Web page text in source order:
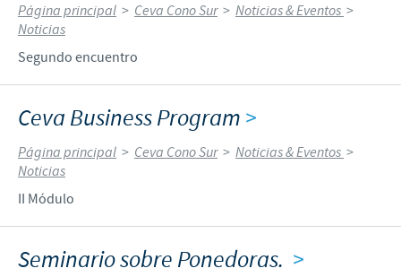
Página principal > Ceva Cono Sur > Noticias & Eventos >
Noticias
Segundo encuentro
Ceva Business Program >
Página principal > Ceva Cono Sur > Noticias & Eventos >
Noticias
II Módulo
Seminario sobre Ponedoras. >